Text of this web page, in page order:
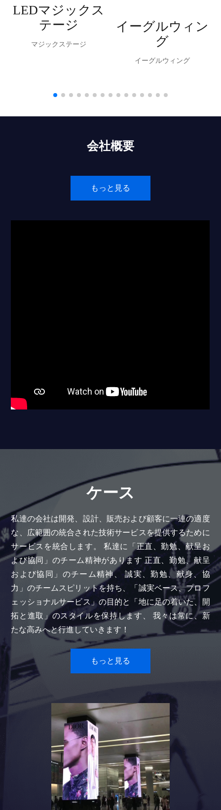
LEDマジックス
テージ
マジックステージ
イーグルウィン
グ
イーグルウィング
会社概要
もっと見る
ケース
私達の会社は開発、設計、販売および顧客に一連の適度
な、広範囲の統合された技術サービスを提供するために
サービスを統合します。 私達に「正直、勤勉、献呈お
よび協同」のチーム精神があります 正直、勤勉、献呈
および協同」のチーム精神、 誠実、勤勉、献身、協
力」のチームスピリットを持ち、「誠実ベース、プロフ
ェッショナルサービス」の目的と「地に足の着いた、開
拓と進取」のスタイルを保持します、 我々は常に、新
たな高みへと行進していきます！
もっと見る